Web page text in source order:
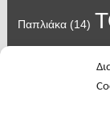
Παπλιάκα(14)